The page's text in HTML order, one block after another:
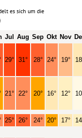
es sich um die
Jul Aug Sep Okt Nov
29° 31° 28° 24° 19°
21° 22° 20° 16° 12°
25° 26° 24° 20° 17°